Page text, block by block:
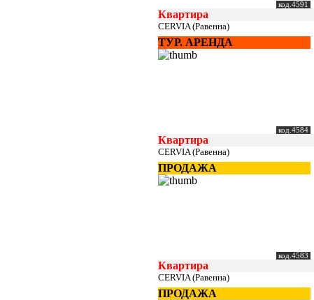
код.4591
Квартира
CERVIA (Равенна)
ТУР. АРЕНДА
код.4584
Квартира
CERVIA (Равенна)
ПРОДАЖА
код.4583
Квартира
CERVIA (Равенна)
ПРОДАЖА